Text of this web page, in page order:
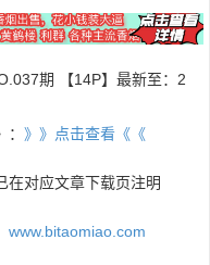
期 【14P】最新至：2
》》点击查看《《
在对应文章下载页注明
www.bitaomiao.com